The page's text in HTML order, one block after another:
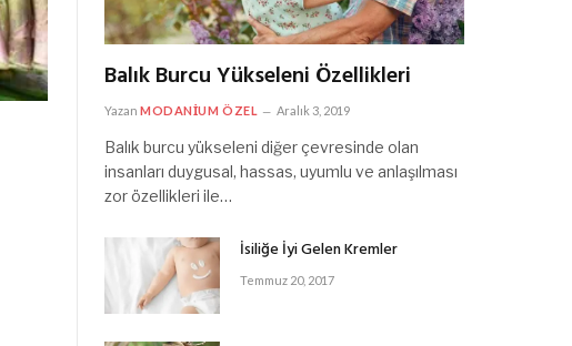
Balık Burcu Yükseleni Özellikleri
Yazan MODANIUM ÖZEL Aralık 3, 2019
Balık burcu yükseleni diğer çevresinde olan
insanları duygusal, hassas, uyumlu ve anlaşılması
zor özellikleri ile…
İsiliğe İyi Gelen Kremler
Temmuz 20, 2017